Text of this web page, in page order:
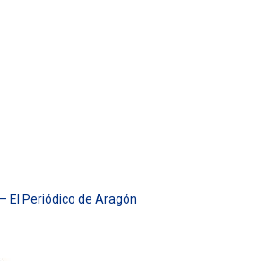
El Periódico de Aragón